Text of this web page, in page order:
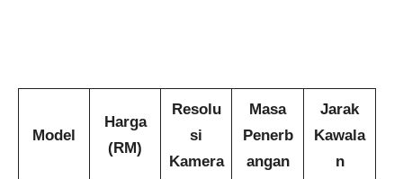
Model
Harga
(RM)
Resolu
si
Kamera
Masa
Penerb
angan
Jarak
Kawala
n